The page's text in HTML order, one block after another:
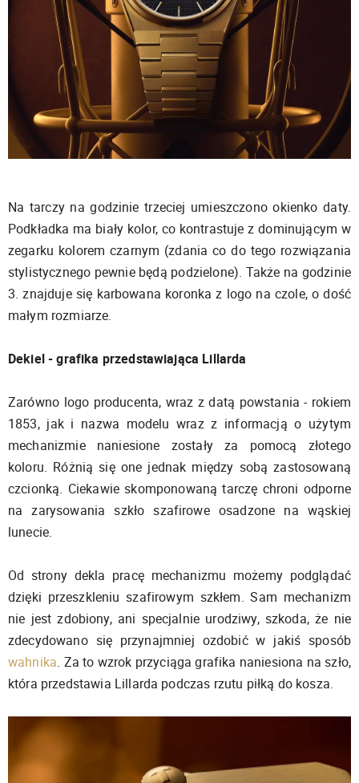
Na tarczy na godzinie trzeciej umieszczono okienko daty.
Podkładka ma biały kolor, co kontrastuje z dominującym w
zegarku kolorem czarnym (zdania co do tego rozwiązania
stylistycznego pewnie będą podzielone). Także na godzinie
3. znajduje się karbowana koronka z logo na czole, o dość
małym rozmiarze.
Dekiel - grafika przedstawiająca Lillarda
Zarówno logo producenta, wraz z datą powstania - rokiem
1853, jak i nazwa modelu wraz z informacją o użytym
mechanizmie naniesione zostały za pomocą złotego
koloru. Różnią się one jednak między sobą zastosowaną
czcionką. Ciekawie skomponowaną tarczę chroni odporne
na zarysowania szkło szafirowe osadzone na wąskiej
lunecie.
Od strony dekla pracę mechanizmu możemy podglądać
dzięki przeszkleniu szafirowym szkłem. Sam mechanizm
nie jest zdobiony, ani specjalnie urodziwy, szkoda, że nie
zdecydowano się przynajmniej ozdobić w jakiś sposób
wahnika. Za to wzrok przyciąga grafika naniesiona na szło,
która przedstawia Lillarda podczas rzutu piłką do kosza.